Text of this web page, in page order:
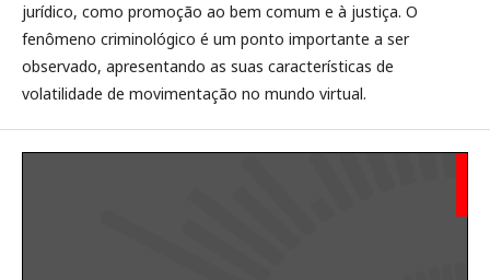
jurídico, como promoção ao bem comum e à justiça. O
fenômeno criminológico é um ponto importante a ser
observado, apresentando as suas características de
volatilidade de movimentação no mundo virtual.